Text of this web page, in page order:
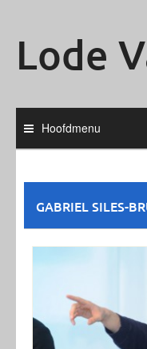
Lode
Hoofdmenu
GABRIEL SILES-